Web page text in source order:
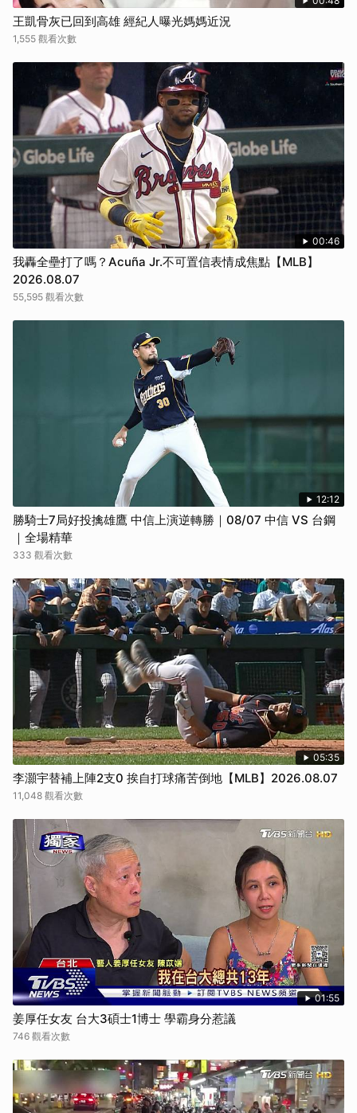
王凱骨灰已回到高雄 經紀人曝光媽媽近況
1,555 觀看次數
00:46
我轟全壘打了嗎？Acuña Jr.不可置信表情成焦點【MLB】
2026.08.07
55,595 觀看次數
12:12
勝騎士7局好投擒雄鷹 中信上演逆轉勝｜08/07 中信 VS 台鋼
｜全場精華
333 觀看次數
05:35
李灝宇替補上陣2支0 挨自打球痛苦倒地【MLB】2026.08.07
11,048 觀看次數
01:55
姜厚任女友 台大3碩士1博士 學霸身分惹議
746 觀看次數
取消